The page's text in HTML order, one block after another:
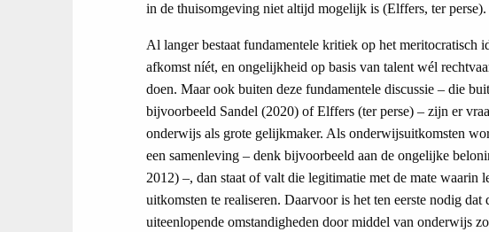
in de thuisomgeving niet altijd mogelijk is (Elffers, ter perse).
Al langer bestaat fundamentele kritiek op het meritocratisch
afkomst níét, en ongelijkheid op basis van talent wél
doen. Maar ook buiten deze fundamentele discussie – die
bijvoorbeeld Sandel (2020) of Elffers (ter perse) – zijn er
onderwijs als grote gelijkmaker. Als onderwijsuitkomsten
een samenleving – denk bijvoorbeeld aan de ongelijke
2012) –, dan staat of valt die legitimatie met de mate waarin
uitkomsten te realiseren. Daarvoor is het ten eerste nodig
uiteenlopende omstandigheden door middel van onderwijs